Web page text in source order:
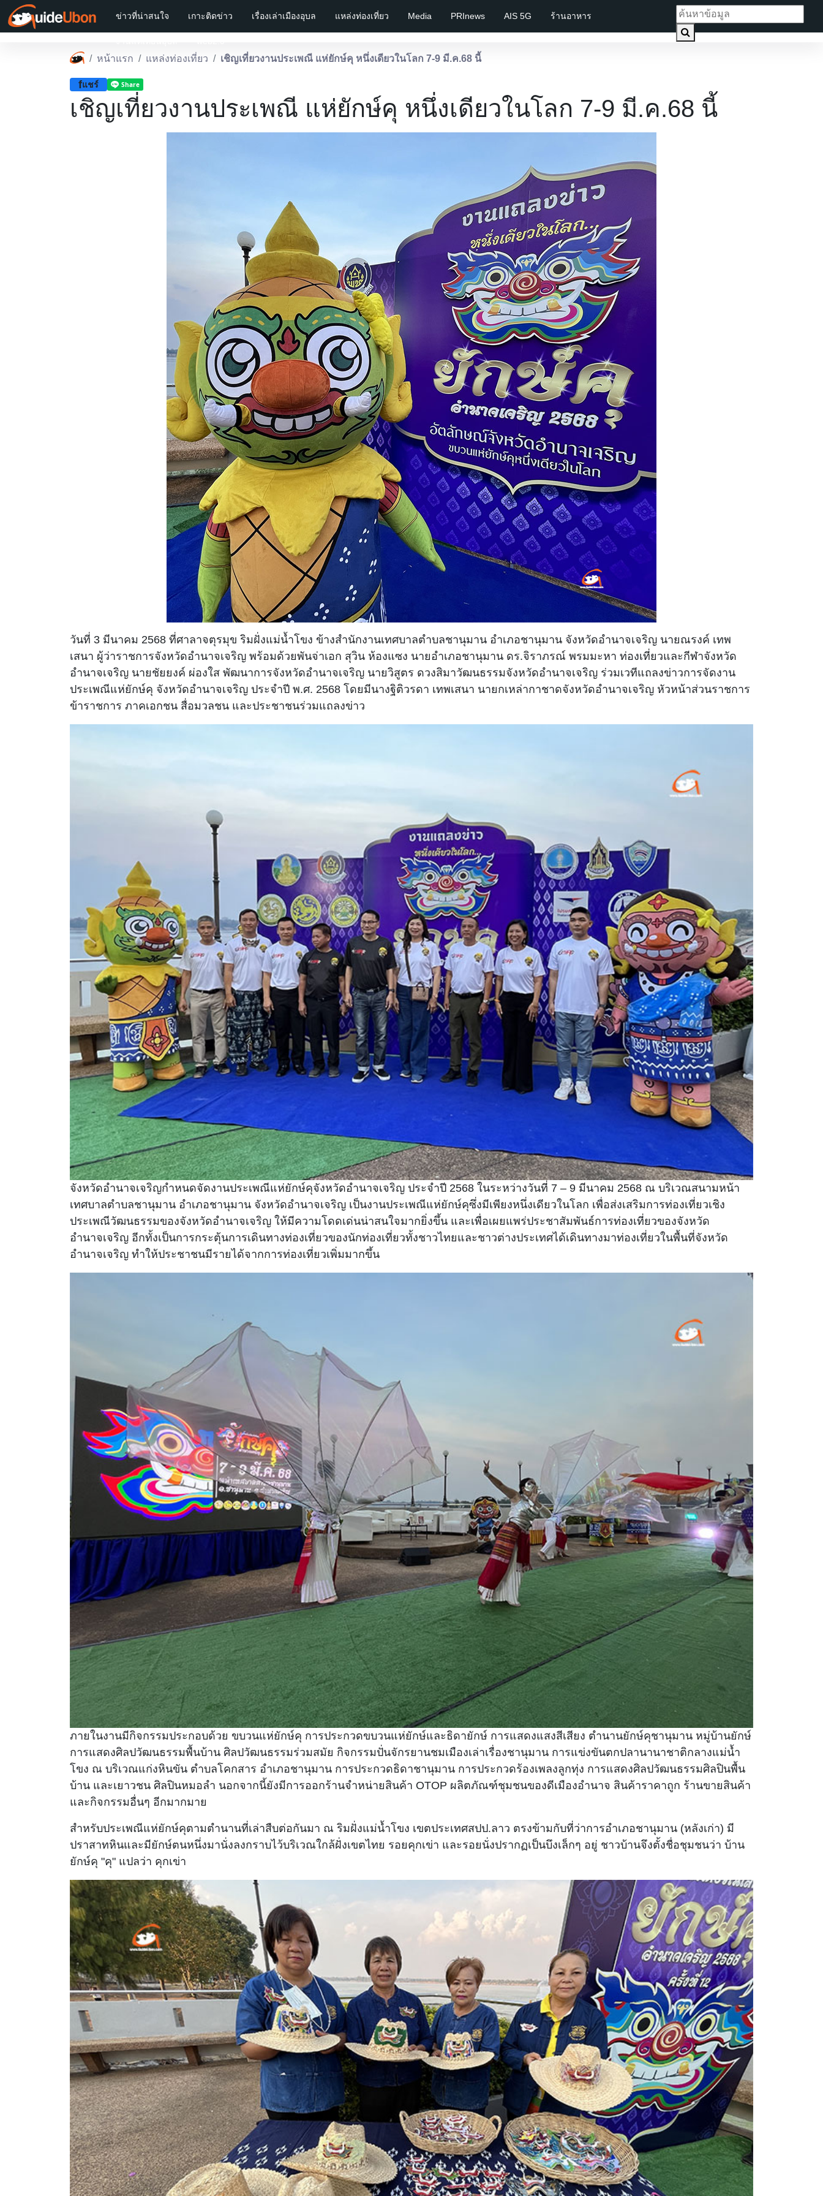
ข่าวที่น่าสนใจ เกาะติดข่าว เรื่องเล่าเมืองอุบล แหล่งท่องเที่ยว Media PRInews AIS 5G ร้านอาหาร
หน้าแรก แหล่งท่องเที่ยว เชิญเที่ยวงานประเพณี แห่ยักษ์คุ หนึ่งเดียวในโลก 7-9 มี.ค.68 นี้
fแชร์
เชิญเที่ยวงานประเพณี แห่ยักษ์คุ หนึ่งเดียวในโลก 7-9 มี.ค.68 นี้
วันที่ 3 มีนาคม 2568 ที่ศาลาจตุรมุข ริมฝั่งแม่น้ำโขง ข้างสำนักงานเทศบาลตำบลชานุมาน อำเภอชานุมาน จังหวัดอำนาจเจริญ นายณรงค์ เทพ
เสนา ผู้ว่าราชการจังหวัดอำนาจเจริญ พร้อมด้วยพันจ่าเอก สุวิน ห้องแซง นายอำเภอชานุมาน ดร.จิราภรณ์ พรมมะหา ท่องเที่ยวและกีฬาจังหวัด
อำนาจเจริญ นายชัยยงค์ ผ่องใส พัฒนาการจังหวัดอำนาจเจริญ นายวิสูตร ดวงสิมาวัฒนธรรมจังหวัดอำนาจเจริญ ร่วมเวทีแถลงข่าวการจัดงาน
ประเพณีแห่ยักษ์คุ จังหวัดอำนาจเจริญ ประจำปี พ.ศ. 2568 โดยมีนางฐิติวรดา เทพเสนา นายกเหล่ากาชาดจังหวัดอำนาจเจริญ หัวหน้าส่วนราชการ
ข้าราชการ ภาคเอกชน สื่อมวลชน และประชาชนร่วมแถลงข่าว
จังหวัดอำนาจเจริญกำหนดจัดงานประเพณีแห่ยักษ์คุจังหวัดอำนาจเจริญ ประจำปี 2568 ในระหว่างวันที่ 7 – 9 มีนาคม 2568 ณ บริเวณสนามหน้า
เทศบาลตำบลชานุมาน อำเภอชานุมาน จังหวัดอำนาจเจริญ เป็นงานประเพณีแห่ยักษ์คุซึ่งมีเพียงหนึ่งเดียวในโลก เพื่อส่งเสริมการท่องเที่ยวเชิง
ประเพณีวัฒนธรรมของจังหวัดอำนาจเจริญ ให้มีความโดดเด่นน่าสนใจมากยิ่งขึ้น และเพื่อเผยแพร่ประชาสัมพันธ์การท่องเที่ยวของจังหวัด
อำนาจเจริญ อีกทั้งเป็นการกระตุ้นการเดินทางท่องเที่ยวของนักท่องเที่ยวทั้งชาวไทยและชาวต่างประเทศได้เดินทางมาท่องเที่ยวในพื้นที่จังหวัด
อำนาจเจริญ ทำให้ประชาชนมีรายได้จากการท่องเที่ยวเพิ่มมากขึ้น
ภายในงานมีกิจกรรมประกอบด้วย ขบวนแห่ยักษ์คุ การประกวดขบวนแห่ยักษ์และธิดายักษ์ การแสดงแสงสีเสียง ตำนานยักษ์คุชานุมาน หมู่บ้านยักษ์
การแสดงศิลปวัฒนธรรมพื้นบ้าน ศิลปวัฒนธรรมร่วมสมัย กิจกรรมปั่นจักรยานชมเมืองเล่าเรื่องชานุมาน การแข่งขันตกปลานานาชาติกลางแม่น้ำ
โขง ณ บริเวณแก่งหินขัน ตำบลโคกสาร อำเภอชานุมาน การประกวดธิดาชานุมาน การประกวดร้องเพลงลูกทุ่ง การแสดงศิลปวัฒนธรรมศิลปินพื้น
บ้าน และเยาวชน ศิลปินหมอลำ นอกจากนี้ยังมีการออกร้านจำหน่ายสินค้า OTOP ผลิตภัณฑ์ชุมชนของดีเมืองอำนาจ สินค้าราคาถูก ร้านขายสินค้า
และกิจกรรมอื่นๆ อีกมากมาย
สำหรับประเพณีแห่ยักษ์คุตามตำนานที่เล่าสืบต่อกันมา ณ ริมฝั่งแม่น้ำโขง เขตประเทศสปป.ลาว ตรงข้ามกับที่ว่าการอำเภอชานุมาน (หลังเก่า) มี
ปราสาทหินและมียักษ์ตนหนึ่งมานั่งลงกราบไว้บริเวณใกล้ฝั่งเขตไทย รอยคุกเข่า และรอยนั่งปรากฏเป็นบึงเล็กๆ อยู่ ชาวบ้านจึงตั้งชื่อชุมชนว่า บ้าน
ยักษ์คุ "คุ" แปลว่า คุกเข่า